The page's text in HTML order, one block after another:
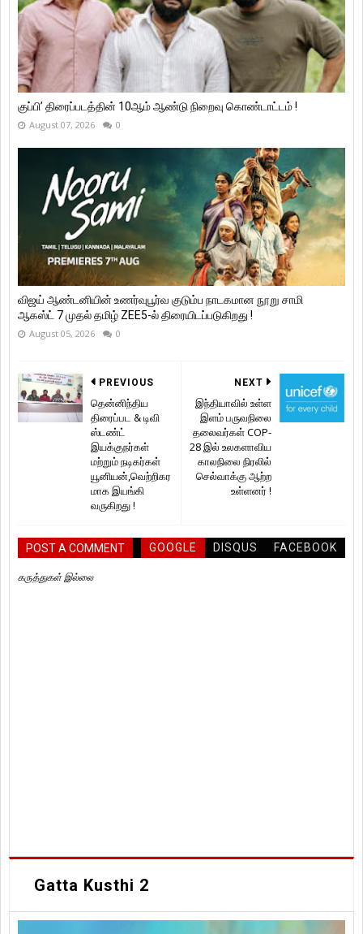
குப்பி’ திரைப்படத்தின் 10ஆம் ஆண்டு நிறைவு கொண்டாட்டம் !
August 07, 2026 0
விஜய் ஆண்டனியின் உணர்வுபூர்வ குடும்ப நாடகமான நூறு சாமி
ஆகஸ்ட் 7 முதல் தமிழ் ZEE5-ல் திரையிடப்படுகிறது !
August 05, 2026 0
NEXT
இந்தியாவில் உள்ள
இளம் பருவநிலை
தலைவர்கள் COP-
28 இல் உலகளாவிய
காலநிலை நிரலில்
செல்வாக்கு ஆற்ற
உள்ளனர் !
PREVIOUS
தென்னிந்திய
திரைப்பட & டிவி
ஸ்டண்ட்
இயக்குநர்கள்
மற்றும் நடிகர்கள்
யூனியன்,வெற்றிகர
மாக இயங்கி
வருகிறது !
POST A COMMENT GOOGLE DISQUS FACEBOOK
கருத்துகள் இல்லை
Gatta Kusthi 2